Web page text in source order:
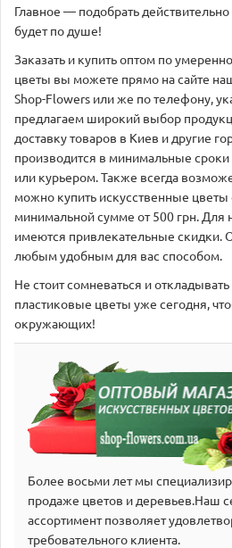
Главное — подобрать действительно
будет по душе!
Заказать и купить оптом по
цветы вы можете прямо на сайте
Shop-Flowers или же по телефону,
предлагаем широкий выбор
доставку товаров в Киев и другие
производится в минимальные
или курьером. Также всегда
можно купить искусственные цветы
минимальной сумме от 500 грн. Для
имеются привлекательные скидки.
любым удобным для вас способом.
Не стоит сомневаться и
пластиковые цветы уже сегодня,
окружающих!
Более восьми лет мы
продаже цветов и деревьев.Наш
аcсортимент позволяет
требовательного клиента.